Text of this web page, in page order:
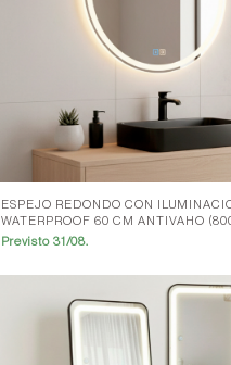
ESPEJO REDONDO CON
WATERPROOF 60 CM ANTIVAHO
Previsto 31/08.